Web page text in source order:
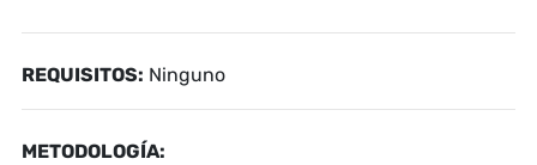
REQUISITOS: Ninguno
METODOLOGÍA: